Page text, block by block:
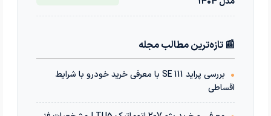
📰 تازه‌ترین مطالب مجله
•
بررسی پراید 111 SE با معرفی خرید خودرو با شرایط
اقساطی